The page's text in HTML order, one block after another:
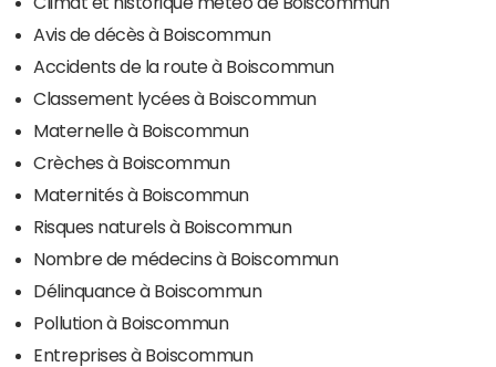
Avis de décès à Boiscommun
Accidents de la route à Boiscommun
Classement lycées à Boiscommun
Maternelle à Boiscommun
Crèches à Boiscommun
Maternités à Boiscommun
Risques naturels à Boiscommun
Nombre de médecins à Boiscommun
Délinquance à Boiscommun
Pollution à Boiscommun
Entreprises à Boiscommun